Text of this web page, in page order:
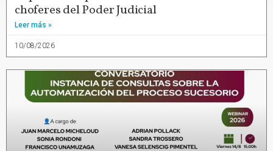
choferes del Poder Judicial
Leer más »
10/08/2026